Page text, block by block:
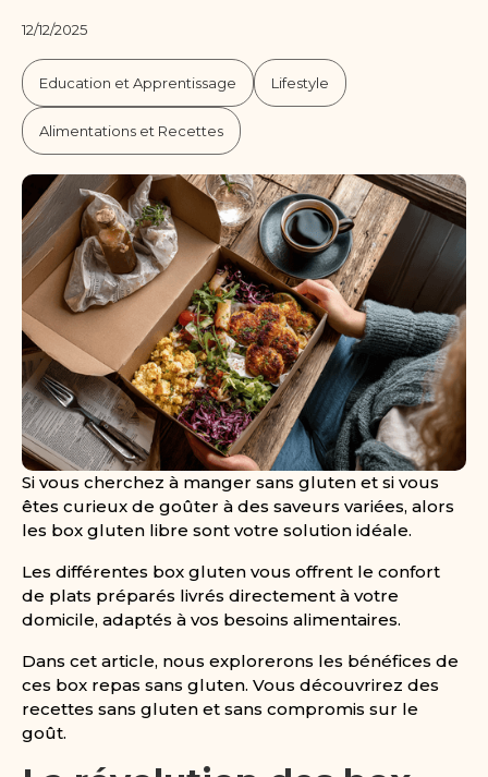
12/12/2025
Education et Apprentissage Lifestyle
Alimentations et Recettes
Si vous cherchez à manger sans gluten et si vous
êtes curieux de goûter à des saveurs variées, alors
les box gluten libre sont votre solution idéale.
Les différentes box gluten vous offrent le confort
de plats préparés livrés directement à votre
domicile, adaptés à vos besoins alimentaires.
Dans cet article, nous explorerons les bénéfices de
ces box repas sans gluten. Vous découvrirez des
recettes sans gluten et sans compromis sur le
goût.